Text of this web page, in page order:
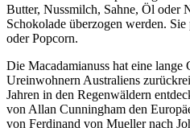
Butter, Nussmilch, Sahne, Öl oder
Schokolade überzogen werden.
oder Popcorn.
Die Macadamianuss hat eine lange
Ureinwohnern Australiens
Jahren in den Regenwäldern
von Allan Cunningham den
von Ferdinand von Mueller nach